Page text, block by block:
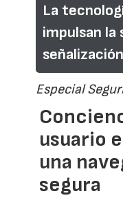
La
impulsan la
Especial
usuario
una
segura